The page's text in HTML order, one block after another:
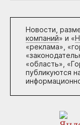
Новости,
компаний» и «
«реклама»,
«область»,
публикуются